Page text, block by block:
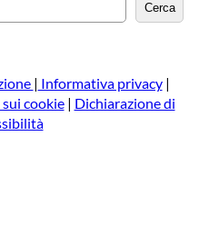
e
a
Cerca
| Informativa privacy|
cookie| Dichiarazione di